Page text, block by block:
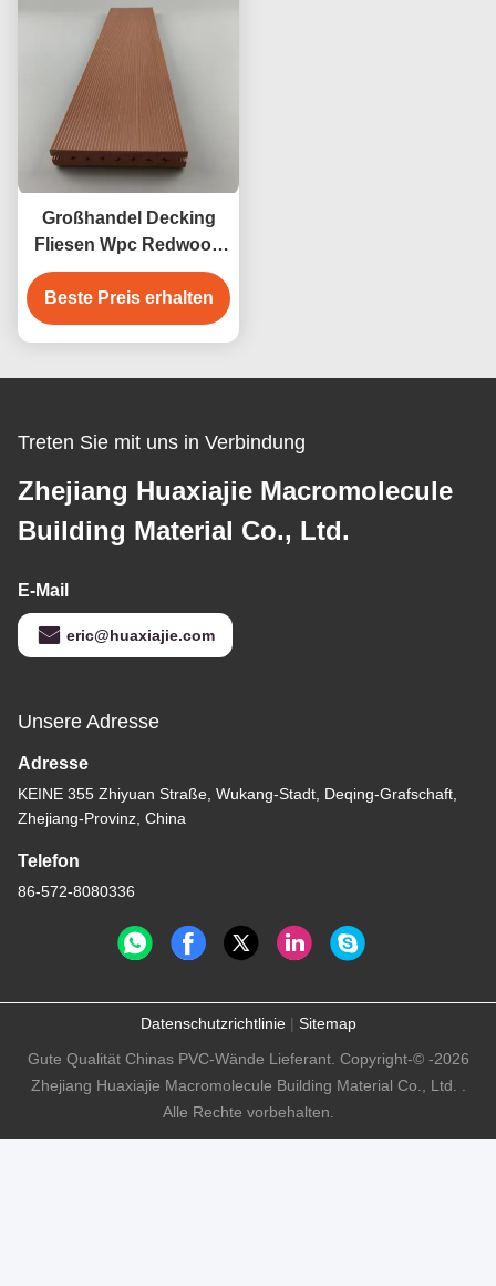
grauen
Großhandel Decking
Fliesen Wpc Redwood
Decking Außenboden
Dekoration
Beste Preis erhalten
Treten Sie mit uns in Verbindung
Zhejiang Huaxiajie Macromolecule
Building Material Co., Ltd.
E-Mail
eric@huaxiajie.com
Unsere Adresse
Adresse
KEINE 355 Zhiyuan Straße, Wukang-Stadt, Deqing-Grafschaft,
Zhejiang-Provinz, China
Telefon
86-572-8080336
Datenschutzrichtlinie| Sitemap
Gute Qualität Chinas PVC-Wände Lieferant. Copyright-© -2026
Zhejiang Huaxiajie Macromolecule Building Material Co., Ltd. .
Alle Rechte vorbehalten.